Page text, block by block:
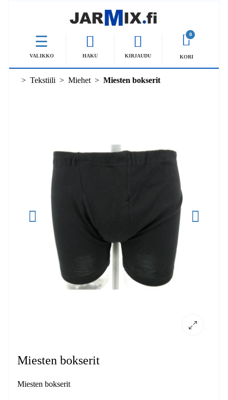
VALIKKO HAKU KIRJAUDU
0
KORI
Tekstiili Miehet Miesten bokserit
Miesten bokserit
Miesten bokserit